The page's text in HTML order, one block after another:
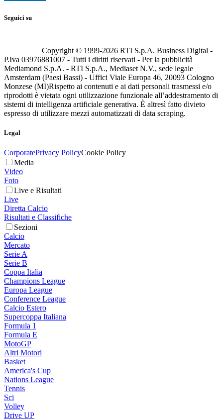
Seguici su
Copyright © 1999-2026 RTI S.p.A. Business Digital -
P.Iva 03976881007 - Tutti i diritti riservati - Per la pubblicità
Mediamond S.p.A. - RTI S.p.A., Mediaset N.V., sede legale
Amsterdam (Paesi Bassi) - Uffici Viale Europa 46, 20093 Cologno
Monzese (MI)Rispetto ai contenuti e ai dati personali trasmessi e/o
riprodotti è vietata ogni utilizzazione funzionale all’addestramento di
sistemi di intelligenza artificiale generativa. È altresì fatto divieto
espresso di utilizzare mezzi automatizzati di data scraping.
Legal
CorporatePrivacy PolicyCookie Policy
Media
Video
Foto
Live e Risultati
Live
Diretta Calcio
Risultati e Classifiche
Sezioni
Calcio
Mercato
Serie A
Serie B
Coppa Italia
Champions League
Europa League
Conference League
Calcio Estero
Supercoppa Italiana
Formula 1
Formula E
MotoGP
Altri Motori
Basket
America's Cup
Nations League
Tennis
Sci
Volley
Drive UP